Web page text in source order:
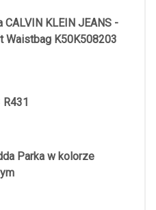
CALVIN KLEIN JEANS -
Waistbag K50K508203
R431
Parka w kolorze